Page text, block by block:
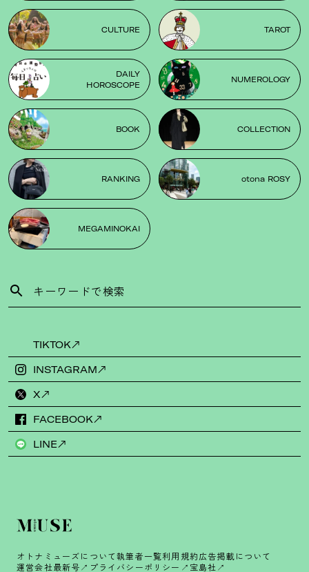
CULTURE TAROT
DAILY
HOROSCOPE
NUMEROLOGY
BOOK COLLECTION
RANKING otona ROSY
MEGAMINOKAI
TIKTOK
INSTAGRAM
X
FACEBOOK
LINE
オトナミューズについて執筆者一覧利用規約広告掲載について
運営会社最新号 プライバシーポリシー 宝島社